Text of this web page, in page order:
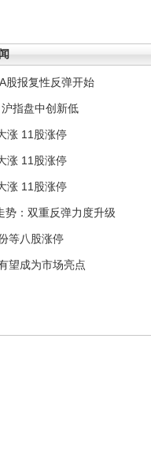
股报复性反弹开始
指盘中创新低
涨 11股涨停
涨 11股涨停
涨 11股涨停
势：双重反弹力度升级
等八股涨停
望成为市场亮点